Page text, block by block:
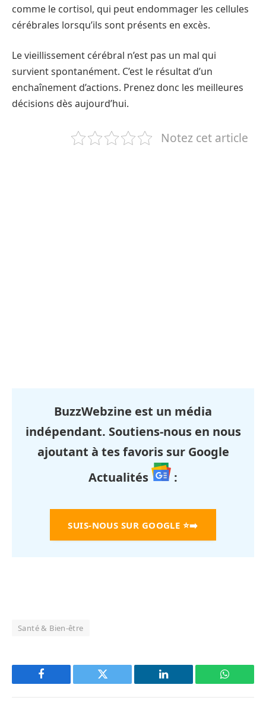
comme le cortisol, qui peut endommager les cellules
cérébrales lorsqu’ils sont présents en excès.
Le vieillissement cérébral n’est pas un mal qui
survient spontanément. C’est le résultat d’un
enchaînement d’actions. Prenez donc les meilleures
décisions dès aujourd’hui.
Notez cet article
BuzzWebzine est un média
indépendant. Soutiens-nous en nous
ajoutant à tes favoris sur Google
Actualités
:
SUIS-NOUS SUR GOOGLE ⭐➡️
Santé & Bien-être
Facebook Twitter LinkedIn